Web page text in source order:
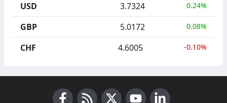
USD 3.7324 0.24%
GBP 5.0172 0.08%
CHF 4.6005 -0.10%